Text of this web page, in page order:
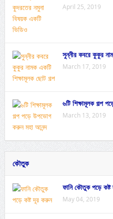
April 25, 2019
সুন্নীর কবরে কুকুর
March 17, 2019
৬টি শিক্ষামূলক গল্প
March 13, 2019
কৌতুক
ফানি কৌতুক পড়ে
May 04, 2019